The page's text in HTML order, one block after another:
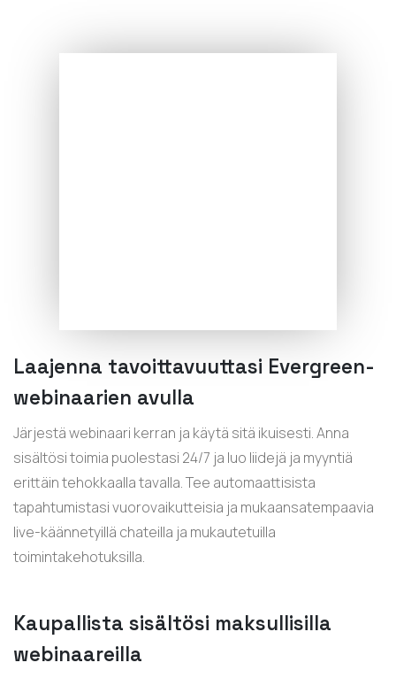
Laajenna tavoittavuuttasi Evergreen-
webinaarien avulla
Järjestä webinaari kerran ja käytä sitä ikuisesti. Anna
sisältösi toimia puolestasi 24/7 ja luo liidejä ja myyntiä
erittäin tehokkaalla tavalla. Tee automaattisista
tapahtumistasi vuorovaikutteisia ja mukaansatempaavia
live-käännetyillä chateilla ja mukautetuilla
toimintakehotuksilla.
Kaupallista sisältösi maksullisilla
webinaareilla